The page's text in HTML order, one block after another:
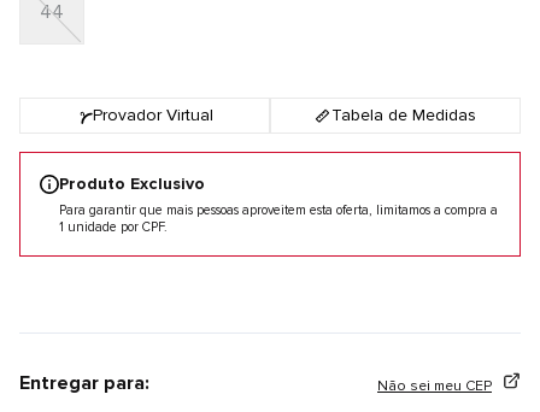
44
Provador Virtual Tabela de Medidas
Produto Exclusivo
Para garantir que mais pessoas aproveitem esta oferta, limitamos a compra a
1 unidade por CPF.
Entregar para: Não sei meu CEP